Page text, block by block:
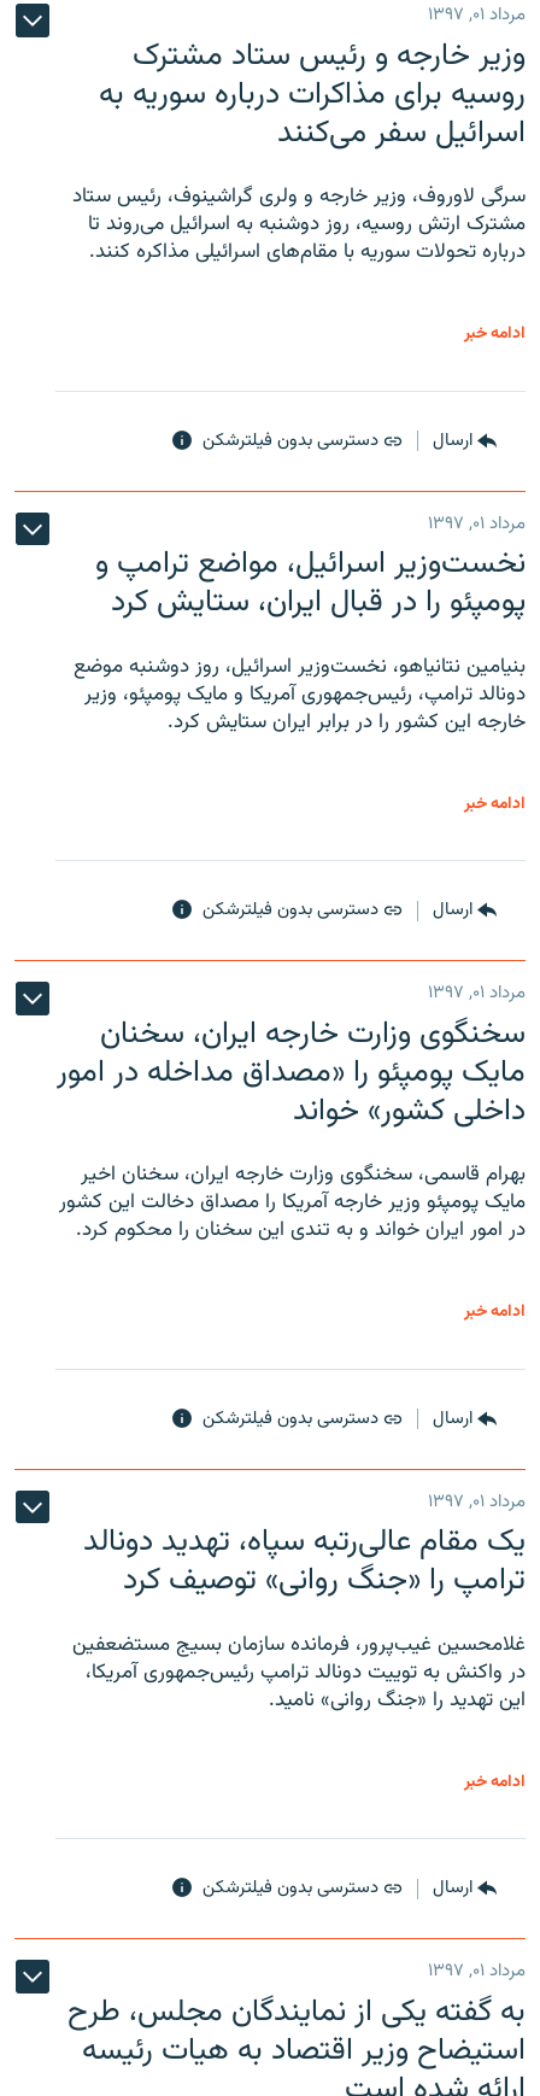
مرداد ۰۱, ۱۳۹۷
وزیر خارجه و رئیس‌ ستاد مشترک
روسیه برای مذاکرات درباره سوریه به
اسرائیل سفر می‌کنند
سرگی لاوروف، وزیر خارجه و ولری گراشینوف، رئیس ستاد
مشترک ارتش روسیه، روز دوشنبه به اسرائیل می‌روند تا
درباره تحولات سوریه با مقام‌های اسرائیلی مذاکره کنند.
ادامه خبر
ارسال دسترسی بدون فیلترشکن
مرداد ۰۱, ۱۳۹۷
نخست‌وزیر اسرائیل، مواضع ترامپ و
پومپئو را در قبال ایران، ستایش کرد
بنیامین نتانیاهو، نخست‌وزیر اسرائیل، روز دوشنبه موضع
دونالد ترامپ، رئیس‌جمهوری آمریکا و مایک پومپئو، وزیر
خارجه این کشور را در برابر ایران ستایش کرد.
ادامه خبر
ارسال دسترسی بدون فیلترشکن
مرداد ۰۱, ۱۳۹۷
سخنگوی وزارت خارجه ایران، سخنان
مایک پومپئو را «مصداق مداخله در امور
داخلی کشور» خواند
بهرام قاسمی، سخنگوی وزارت خارجه ایران، سخنان اخیر
مایک پومپئو وزیر خارجه آمریکا را مصداق دخالت این کشور
در امور ایران خواند و به تندی این سخنان را محکوم کرد.
ادامه خبر
ارسال دسترسی بدون فیلترشکن
مرداد ۰۱, ۱۳۹۷
یک مقام عالی‌رتبه سپاه، تهدید دونالد
ترامپ را «جنگ روانی» توصیف کرد
غلامحسین غیب‌پرور، فرمانده سازمان بسیج مستضعفین
در واکنش به توییت دونالد ترامپ رئیس‌جمهوری آمریکا،
این تهدید را «جنگ روانی» نامید.
ادامه خبر
ارسال دسترسی بدون فیلترشکن
مرداد ۰۱, ۱۳۹۷
به گفته یکی از نمایندگان مجلس، طرح
استیضاح وزیر اقتصاد به هیات رئیسه